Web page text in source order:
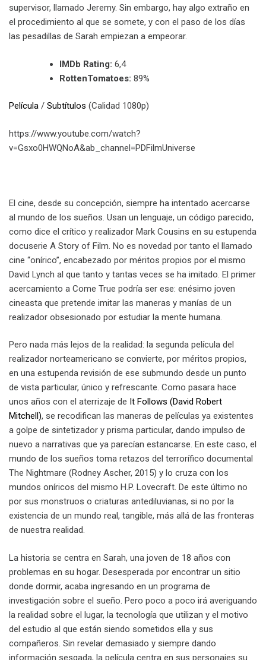
supervisor, llamado Jeremy. Sin embargo, hay algo extraño en
el procedimiento al que se somete, y con el paso de los días
las pesadillas de Sarah empiezan a empeorar.
IMDb Rating: 6,4
RottenTomatoes: 89%
Película / Subtítulos (Calidad 1080p)
https://www.youtube.com/watch?
v=Gsxo0HWQNoA&ab_channel=PDFilmUniverse
El cine, desde su concepción, siempre ha intentado acercarse
al mundo de los sueños. Usan un lenguaje, un código parecido,
como dice el crítico y realizador Mark Cousins en su estupenda
docuserie A Story of Film. No es novedad por tanto el llamado
cine “onírico”, encabezado por méritos propios por el mismo
David Lynch al que tanto y tantas veces se ha imitado. El primer
acercamiento a Come True podría ser ese: enésimo joven
cineasta que pretende imitar las maneras y manías de un
realizador obsesionado por estudiar la mente humana.
Pero nada más lejos de la realidad: la segunda película del
realizador norteamericano se convierte, por méritos propios,
en una estupenda revisión de ese submundo desde un punto
de vista particular, único y refrescante. Como pasara hace
unos años con el aterrizaje de It Follows (David Robert
Mitchell), se recodifican las maneras de películas ya existentes
a golpe de sintetizador y prisma particular, dando impulso de
nuevo a narrativas que ya parecían estancarse. En este caso, el
mundo de los sueños toma retazos del terrorífico documental
The Nightmare (Rodney Ascher, 2015) y lo cruza con los
mundos oníricos del mismo H.P. Lovecraft. De este último no
por sus monstruos o criaturas antediluvianas, si no por la
existencia de un mundo real, tangible, más allá de las fronteras
de nuestra realidad.
La historia se centra en Sarah, una joven de 18 años con
problemas en su hogar. Desesperada por encontrar un sitio
donde dormir, acaba ingresando en un programa de
investigación sobre el sueño. Pero poco a poco irá averiguando
la realidad sobre el lugar, la tecnología que utilizan y el motivo
del estudio al que están siendo sometidos ella y sus
compañeros. Sin revelar demasiado y siempre dando
información sesgada, la película centra en sus personajes su